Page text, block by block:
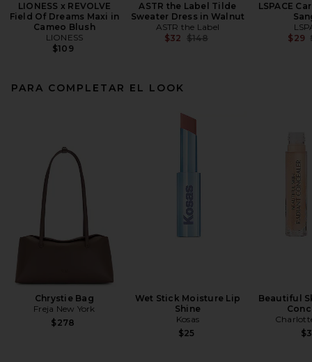
LIONESS x REVOLVE
Field Of Dreams Maxi in
Cameo Blush
LIONESS
$109
ASTR the Label Tilde
Sweater Dress in Walnut
ASTR the Label
$32 Previous price:
$148
LSPACE
$29
PARA COMPLETAR EL LOOK
Chrystie Bag
Freja New York
$278
Wet Stick Moisture Lip
Shine
Kosas
$25
Beautiful